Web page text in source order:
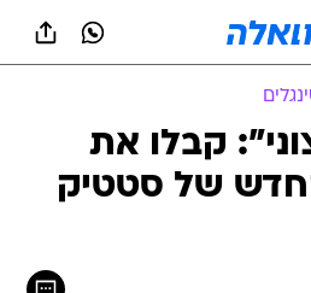
קבלו את
של סטטיק